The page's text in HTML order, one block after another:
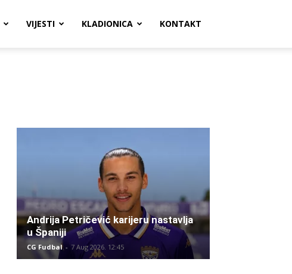
VIJESTI KLADIONICA KONTAKT
Andrija Petričević karijeru nastavlja
u Španiji
CG Fudbal - 7 Aug 2026. 12:45